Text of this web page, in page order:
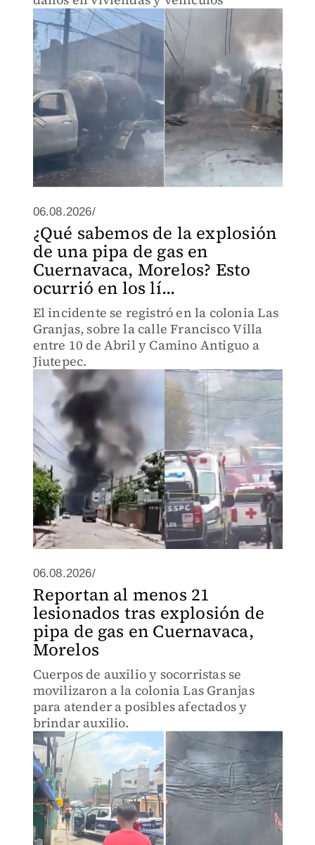
06.08.2026/
¿Qué sabemos de la explosión
de una pipa de gas en
Cuernavaca, Morelos? Esto
ocurrió en los lí...
El incidente se registró en la colonia Las
Granjas, sobre la calle Francisco Villa
entre 10 de Abril y Camino Antiguo a
Jiutepec.
06.08.2026/
Reportan al menos 21
lesionados tras explosión de
pipa de gas en Cuernavaca,
Morelos
Cuerpos de auxilio y socorristas se
movilizaron a la colonia Las Granjas
para atender a posibles afectados y
brindar auxilio.